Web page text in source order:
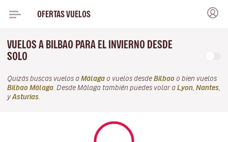
OFERTAS VUELOS
VUELOS A BILBAO PARA EL INVIERNO DESDE
SOLO
Quizás buscas vuelos a Málaga o vuelos desde Bilbao o bien vuelos
Bilbao Málaga . Desde Málaga también puedes volar a Lyon Nantes
y Asturias